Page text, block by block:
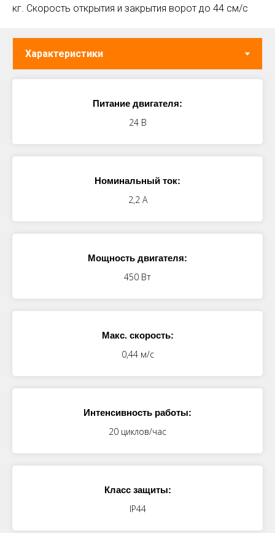
кг. Скорость открытия и закрытия ворот до 44 см/с
Питание двигателя:
24 В
Номинальный ток:
2,2 А
Мощность двигателя:
450 Вт
Макс. скорость:
0,44 м/с
Интенсивность работы:
20 циклов/час
Класс защиты:
IP44